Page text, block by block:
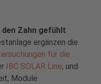
den Zahn gefühlt
ergänzen die
für die
IBC SOLAR Line, und
Module